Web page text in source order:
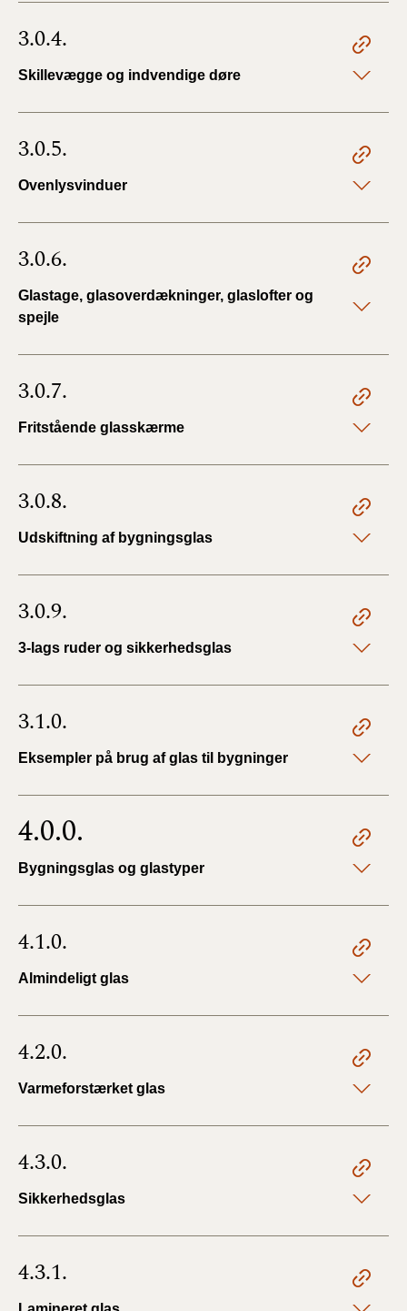
3.0.4.
Skillevægge og indvendige døre
3.0.5.
Ovenlysvinduer
3.0.6.
Glastage, glasoverdækninger, glaslofter og
spejle
3.0.7.
Fritstående glasskærme
3.0.8.
Udskiftning af bygningsglas
3.0.9.
3-lags ruder og sikkerhedsglas
3.1.0.
Eksempler på brug af glas til bygninger
4.0.0.
Bygningsglas og glastyper
4.1.0.
Almindeligt glas
4.2.0.
Varmeforstærket glas
4.3.0.
Sikkerhedsglas
4.3.1.